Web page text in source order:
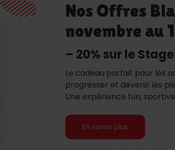
Nos Offres
novembre au
– 20% sur le
Le cadeau parfait pour les
progresser et devenir les
Une expérience fun,
En savoir plus